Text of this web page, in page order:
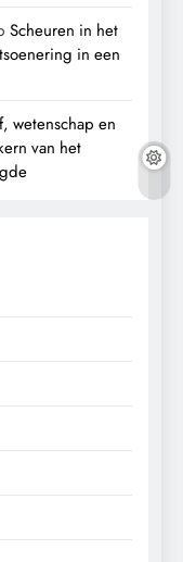
Scheuren in het
in een
wetenschap en
van het